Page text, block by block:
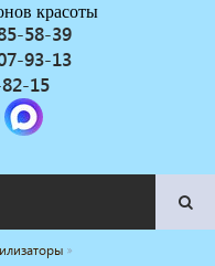
красоты
58-39
93-13
15